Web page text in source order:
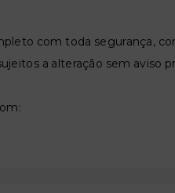
com toda segurança,
a alteração sem aviso